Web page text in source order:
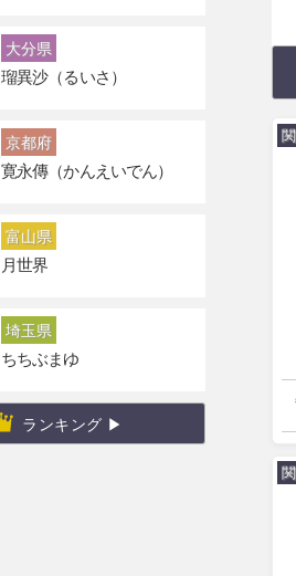
大分県
瑠異沙（るいさ）
京都府
寛永傳（かんえいでん）
富山県
月世界
埼玉県
ちちぶまゆ
ランキング ▶